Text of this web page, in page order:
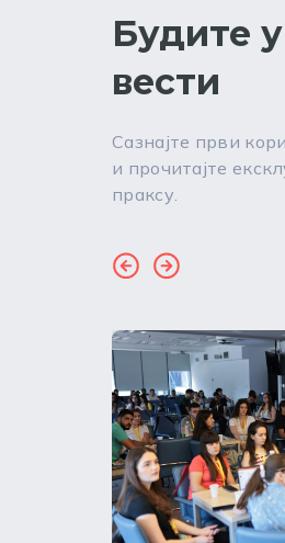
Будите
вести
Сазнајте први
и прочитајте
праксу.